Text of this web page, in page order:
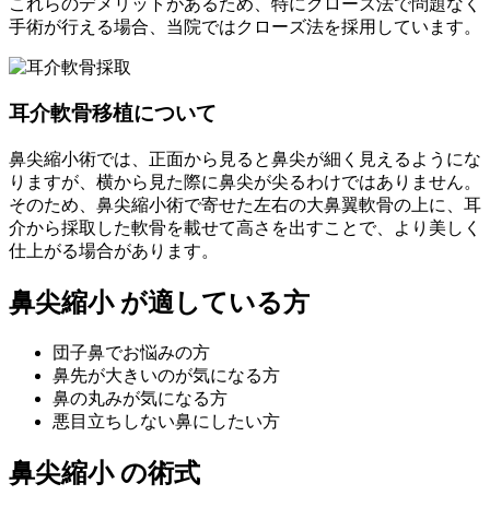
手術が行える場合、当院ではクローズ法を採用しています。
耳介軟骨移植について
鼻尖縮小術では、正面から見ると鼻尖が細く見えるようにな
りますが、横から見た際に鼻尖が尖るわけではありません。
そのため、鼻尖縮小術で寄せた左右の大鼻翼軟骨の上に、耳
介から採取した軟骨を載せて高さを出すことで、より美しく
仕上がる場合があります。
鼻尖縮小 が適している方
団子鼻でお悩みの方
鼻先が大きいのが気になる方
鼻の丸みが気になる方
悪目立ちしない鼻にしたい方
鼻尖縮小 の術式